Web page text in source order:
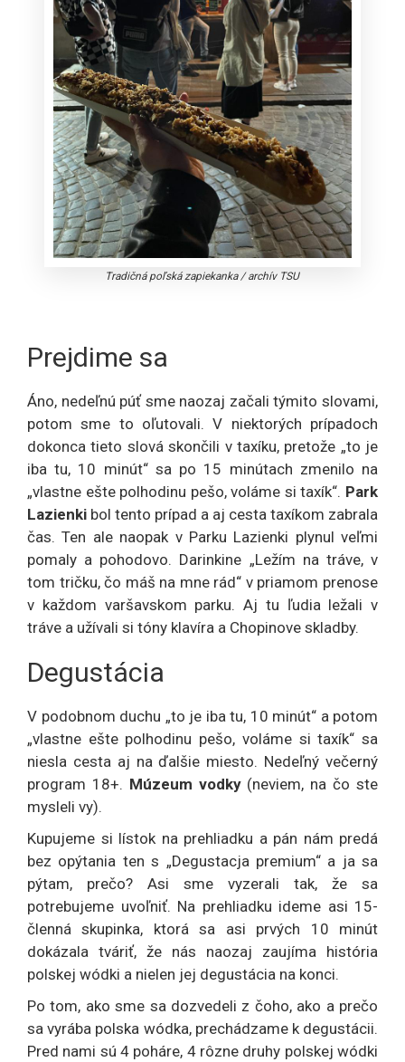
Tradičná poľská zapiekanka/archív TSU
Prejdime sa
Áno, nedeľnú púť sme naozaj začali týmito slovami,
potom sme to oľutovali. V niektorých prípadoch
dokonca tieto slová skončili v taxíku, pretože „to je
iba tu, 10 minút“ sa po 15 minútach zmenilo na
„vlastne ešte polhodinu pešo, voláme si taxík“. Park
Lazienki bol tento prípad a aj cesta taxíkom zabrala
čas. Ten ale naopak v Parku Lazienki plynul veľmi
pomaly a pohodovo. Darinkine „Ležím na tráve, v
tom tričku, čo máš na mne rád“ v priamom prenose
v každom varšavskom parku. Aj tu ľudia ležali v
tráve a užívali si tóny klavíra a Chopinove skladby.
Degustácia
V podobnom duchu „to je iba tu, 10 minút“ a potom
„vlastne ešte polhodinu pešo, voláme si taxík“ sa
niesla cesta aj na ďalšie miesto. Nedeľný večerný
program 18+. Múzeum vodky(neviem, na čo ste
mysleli vy).
Kupujeme si lístok na prehliadku a pán nám predá
bez opýtania ten s „Degustacja premium“ a ja sa
pýtam, prečo? Asi sme vyzerali tak, že sa
potrebujeme uvoľniť. Na prehliadku ideme asi 15-
členná skupinka, ktorá sa asi prvých 10 minút
dokázala tváriť, že nás naozaj zaujíma história
polskej wódki a nielen jej degustácia na konci.
Po tom, ako sme sa dozvedeli z čoho, ako a prečo
sa vyrába polska wódka, prechádzame k degustácii.
Pred nami sú 4 poháre, 4 rôzne druhy polskej wódki